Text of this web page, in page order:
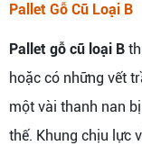
Pallet Gỗ Cũ Loại B
Pallet gỗ cũ loại B
hoặc có những vết
một vài thanh nan
thế. Khung chịu lực